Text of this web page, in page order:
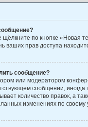
по кнопке «Новая
ваших прав доступа
сообщение?
или модератором
сообщении, иногда
количество правок, а
изменениях по